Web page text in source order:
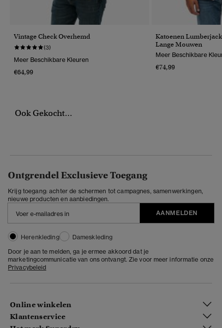
Vintage Check Overhemd
(3)
Meer Beschikbare Kleuren
€64,99
Katoenen
Lange Mouwen
Meer Beschikbare
€74,99
Ook Gekocht...
Ontgrendel Exclusieve Toegang
Krijg toegang: achter de schermen tot campagnes, samenwerkingen,
nieuwe producten en aanbiedingen.
AANMELDEN
Herenkleding
Dameskleding
Door je aan te melden, ga je ermee akkoord dat je
marketingcommunicatie van ons ontvangt. Zie voor meer informatie onze
Privacybeleid
Online winkelen
Klantenservice